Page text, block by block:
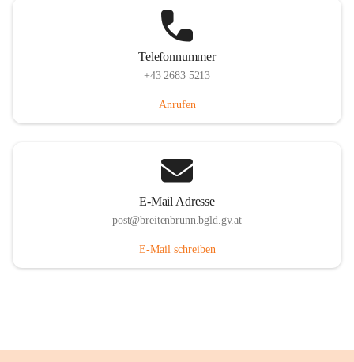
Telefonnummer
+43 2683 5213
Anrufen
E-Mail Adresse
post@breitenbrunn.bgld.gv.at
E-Mail schreiben